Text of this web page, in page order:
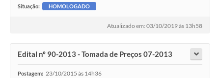
Situação: HOMOLOGADO
Atualizado em: 03/10/2019 às 13h58
Edital nº 90-2013 - Tomada de Preços 07-2013
Postagem: 23/10/2015 às 14h36